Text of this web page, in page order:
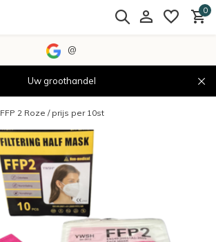
0
@
Uw groothandel
FFP 2 Roze / prijs per 10st